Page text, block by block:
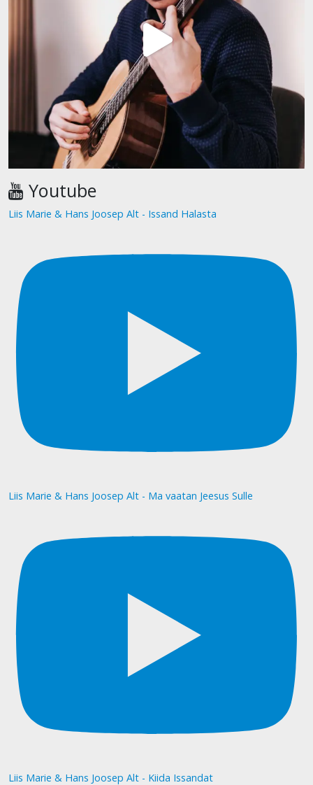
Youtube
Liis Marie & Hans Joosep Alt - Issand Halasta
Liis Marie & Hans Joosep Alt - Ma vaatan Jeesus Sulle
Liis Marie & Hans Joosep Alt - Kiida Issandat